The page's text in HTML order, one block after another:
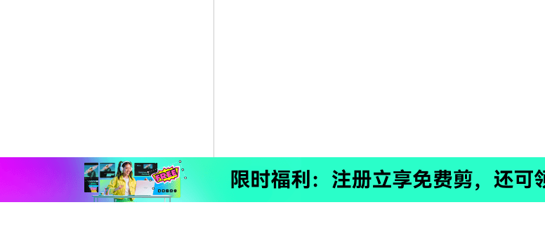
免费下载 编辑你的精彩作品
使用万兴喵影，体验AI剪辑，提升创作效率